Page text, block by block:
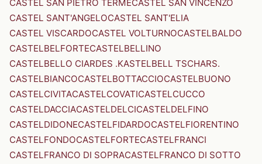
CASTEL SAN PIETRO TERMECASTEL SAN VINCENZO
CASTEL SANT'ANGELOCASTEL SANT'ELIA
CASTEL VISCARDOCASTEL VOLTURNOCASTELBALDO
CASTELBELFORTECASTELBELLINO
CASTELBELLO CIARDES .KASTELBELL TSCHARS.
CASTELBIANCOCASTELBOTTACCIOCASTELBUONO
CASTELCIVITACASTELCOVATICASTELCUCCO
CASTELDACCIACASTELDELCICASTELDELFINO
CASTELDIDONECASTELFIDARDOCASTELFIORENTINO
CASTELFONDOCASTELFORTECASTELFRANCI
CASTELFRANCO DI SOPRACASTELFRANCO DI SOTTO